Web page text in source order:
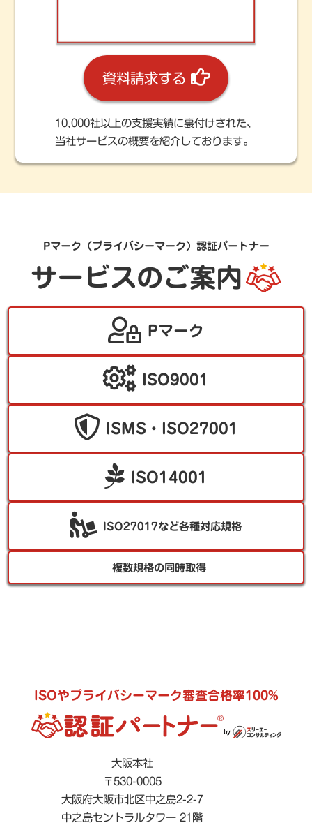
資料請求する
10,000社以上の支援実績に裏付けされた、
当社サービスの概要を紹介しております。
Pマーク（プライバシーマーク）認証パートナー
サービスのご案内
Pマーク
ISO9001
ISMS・ISO27001
ISO14001
ISO27017など各種対応規格
複数規格の同時取得
ISOやプライバシーマーク審査合格率100%
大阪本社
〒530-0005
大阪府大阪市北区中之島2-2-7
中之島セントラルタワー 21階